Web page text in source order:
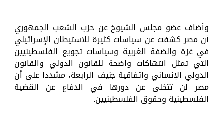
وأضاف عضو مجلس الشيوخ عن حزب الشعب الجمهوري
أن مصر كشفت عن سياسات كثيرة للاستيطان الإسرائيلي
في غزة والضفة الغربية وسياسات تجويع الفلسطينيين
التي تمثل انتهاكات واضحة للقانون الدولي والقانون
الدولي الإنساني واتفاقية جنيف الرابعة، مشددا على أن
مصر لن تتخلى عن دورها في الدفاع عن القضية
الفلسطينية وحقوق الفلسطينيين.